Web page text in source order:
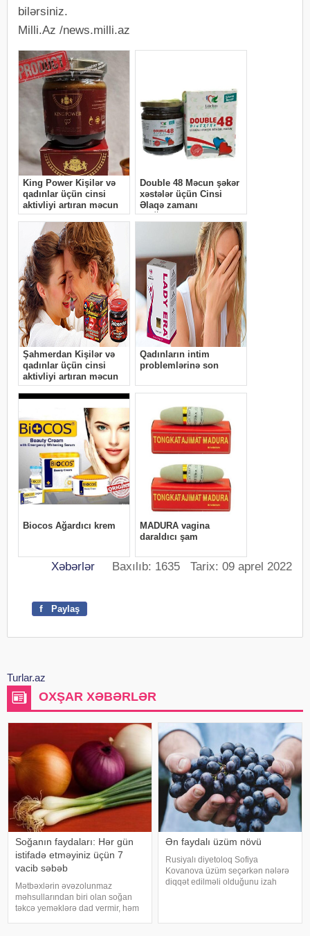
bilərsiniz.
Milli.Az /news.milli.az
Xəbərlər Baxılıb: 1635 Tarix: 09 aprel 2022
f Paylaş
Turlar.az
OXŞAR XƏBƏRLƏR
Soğanın faydaları: Hər gün
istifadə etməyiniz üçün 7
vacib səbəb
Mətbəxlərin əvəzolunmaz
məhsullarından biri olan soğan
təkcə yeməklərə dad vermir, həm
Ən faydalı üzüm növü
Rusiyalı diyetoloq Sofiya
Kovanova üzüm seçərkən nələrə
diqqət edilməli olduğunu izah